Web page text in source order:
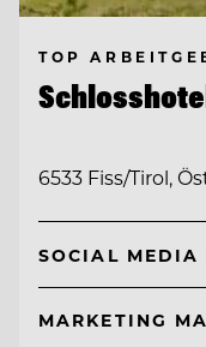
TOP
6533 Fiss/Tirol,
SOCIAL
MARKETING